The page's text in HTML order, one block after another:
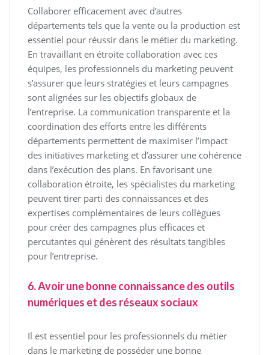
Collaborer efficacement avec d’autres
départements tels que la vente ou la production est
essentiel pour réussir dans le métier du marketing.
En travaillant en étroite collaboration avec ces
équipes, les professionnels du marketing peuvent
s’assurer que leurs stratégies et leurs campagnes
sont alignées sur les objectifs globaux de
l’entreprise. La communication transparente et la
coordination des efforts entre les différents
départements permettent de maximiser l’impact
des initiatives marketing et d’assurer une cohérence
dans l’exécution des plans. En favorisant une
collaboration étroite, les spécialistes du marketing
peuvent tirer parti des connaissances et des
expertises complémentaires de leurs collègues
pour créer des campagnes plus efficaces et
percutantes qui génèrent des résultats tangibles
pour l’entreprise.
6. Avoir une bonne connaissance des outils
numériques et des réseaux sociaux
Il est essentiel pour les professionnels du métier
dans le marketing de posséder une bonne